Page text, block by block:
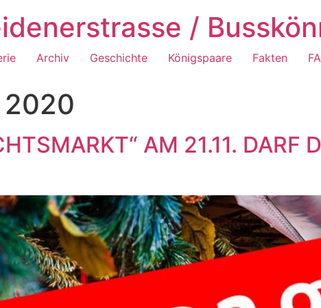
/
Archiv Geschichte Königspaare Fakten
2020
AM 21.11. DARF